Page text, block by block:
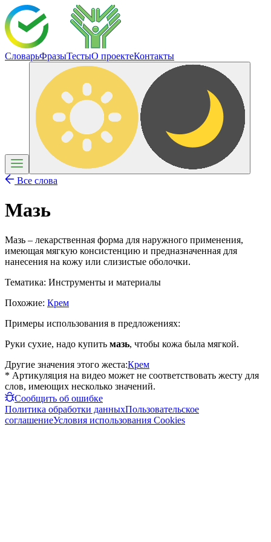
СловарьФразыТестыО проектеКонтакты
Все слова
Мазь
Мазь – лекарственная форма для наружного применения,
имеющая мягкую консистенцию и предназначенная для
нанесения на кожу или слизистые оболочки.
Тематика: Инструменты и материалы
Похожие: Крем
Примеры использования в предложениях:
Руки сухие, надо купить мазь, чтобы кожа была мягкой.
Другие значения этого жеста:Крем
* Артикуляция на видео может не соответствовать жесту для
слов, имеющих несколько значений.
Сообщить об ошибке
Политика обработки данныхПользовательское
соглашениеУсловия использования Cookies